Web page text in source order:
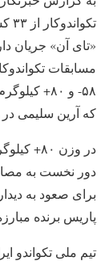
۵۸- و ۸۰+
که آرین سلیمی در وزن ۸۰+ کیلوگرم
دور نخست به
برای صعود به
پاریس برنده
تیم ملی تکواندو